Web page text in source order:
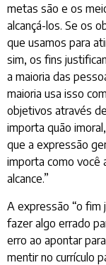
metas são e os
alcançá-los. Se os
que usamos para
sim, os fins
a maioria das
maioria usa isso
objetivos através
importa quão
que a expressão
importa como você
alcance.”
A expressão “o fim
fazer algo errado
erro ao apontar
mentir no currículo